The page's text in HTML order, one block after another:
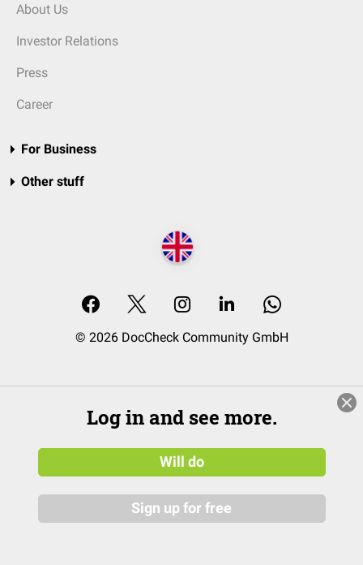
About Us
Investor Relations
Press
Career
For Business
Other stuff
© 2026 DocCheck Community GmbH
Log in and see more.
Will do
Sign up for free